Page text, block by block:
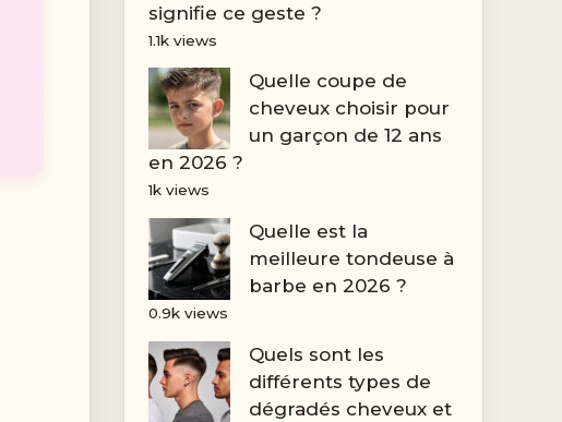
signifie ce geste ?
1.1k views
Quelle coupe de
cheveux choisir pour
un garçon de 12 ans
en 2026 ?
1k views
Quelle est la
meilleure tondeuse à
barbe en 2026 ?
0.9k views
Quels sont les
différents types de
dégradés cheveux et